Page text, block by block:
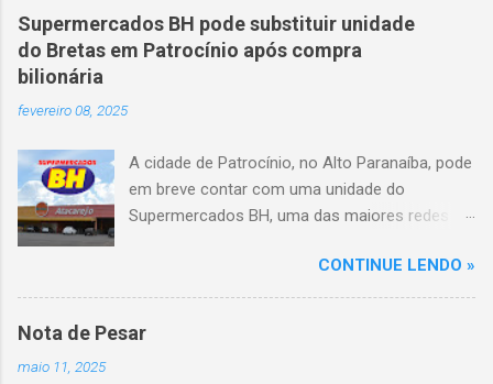
veículo, atravessou o canteiro central e
capotou em uma alça de acesso. Entre as
vítimas fatais, há duas crianças de
Supermercados BH pode substituir unidade
do Bretas em Patrocínio após compra
bilionária
fevereiro 08, 2025
A cidade de Patrocínio, no Alto Paranaíba, pode
em breve contar com uma unidade do
Supermercados BH, uma das maiores redes do
o braço mineiro da rede Bretas por R$ 716
milhões, conforme anunciado na última sexta-
CONTINUE LENDO »
Nota de Pesar
maio 11, 2025